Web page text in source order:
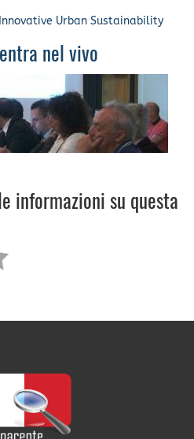
Innovative Urban Sustainability
entra nel vivo
informazioni su questa